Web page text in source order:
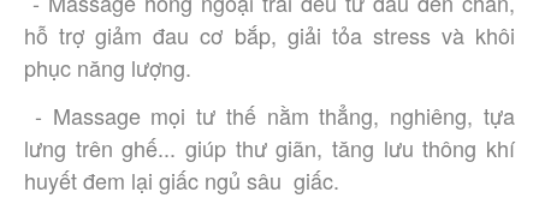
hỗ trợ giảm đau cơ bắp, giải tỏa stress và khôi
phục năng lượng.
lưng trên ghế... giúp thư giãn, tăng lưu thông khí
huyết đem lại giấc ngủ sâu giấc.